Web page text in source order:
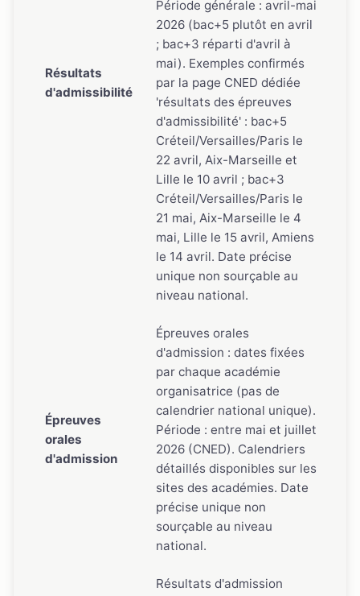
Résultats
d'admissibilité
Période générale : avril-mai
2026 (bac+5 plutôt en avril
; bac+3 réparti d'avril à
mai). Exemples confirmés
par la page CNED dédiée
'résultats des épreuves
d'admissibilité' : bac+5
Créteil/Versailles/Paris le
22 avril, Aix-Marseille et
Lille le 10 avril ; bac+3
Créteil/Versailles/Paris le
21 mai, Aix-Marseille le 4
mai, Lille le 15 avril, Amiens
le 14 avril. Date précise
unique non sourçable au
niveau national.
Épreuves
orales
d'admission
Épreuves orales
d'admission : dates fixées
par chaque académie
organisatrice (pas de
calendrier national unique).
Période : entre mai et juillet
2026 (CNED). Calendriers
détaillés disponibles sur les
sites des académies. Date
précise unique non
sourçable au niveau
national.
Résultats d'admission